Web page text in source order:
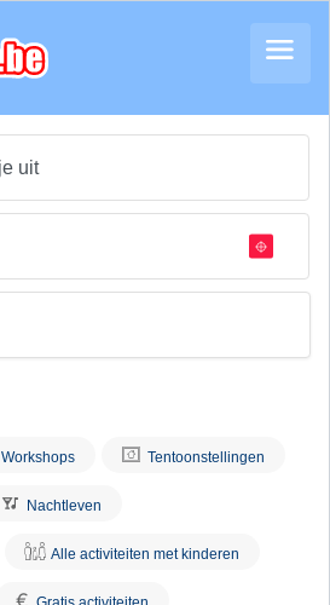
Workshops Tentoonstellingen
Nachtleven
Alle activiteiten met kinderen
€